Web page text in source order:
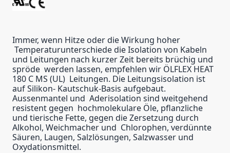
Immer, wenn Hitze oder die Wirkung hoher
Temperaturunterschiede die Isolation von Kabeln
und Leitungen nach kurzer Zeit bereits brüchig und
spröde werden lassen, empfehlen wir ÖLFLEX HEAT
180 C MS (UL) Leitungen. Die Leitungsisolation ist
auf Silikon- Kautschuk-Basis aufgebaut.
Aussenmantel und Aderisolation sind weitgehend
resistent gegen hochmolekulare Öle, pflanzliche
und tierische Fette, gegen die Zersetzung durch
Alkohol, Weichmacher und Chlorophen, verdünnte
Säuren, Laugen, Salzlösungen, Salzwasser und
Oxydationsmittel.